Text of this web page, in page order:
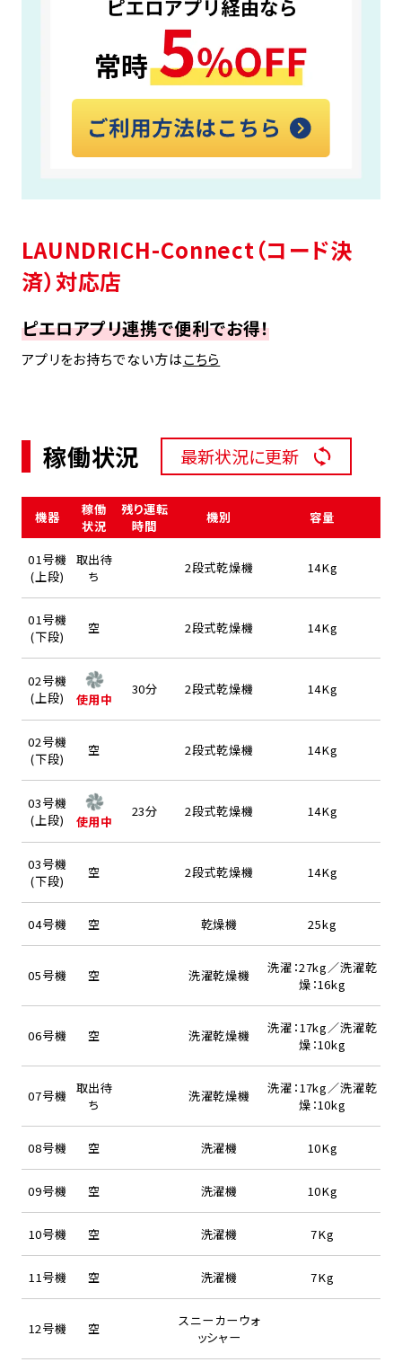
LAUNDRICH-Connect（コード決
済）対応店
ピエロアプリ連携で便利でお得！
アプリをお持ちでない方はこちら
稼働状況 最新状況に更新
機器
稼働
状況
残り運転
時間
機別 容量
01号機
(上段)
取出待
ち
2段式乾燥機 14Kg
01号機
(下段)
空 2段式乾燥機 14Kg
02号機
(上段)
使用中
30分 2段式乾燥機 14Kg
02号機
(下段)
空 2段式乾燥機 14Kg
03号機
(上段)
使用中
23分 2段式乾燥機 14Kg
03号機
(下段)
空 2段式乾燥機 14Kg
04号機 空 乾燥機 25kg
05号機 空 洗濯乾燥機
洗濯：27kg／洗濯乾
燥：16kg
06号機 空 洗濯乾燥機
洗濯：17kg／洗濯乾
燥：10kg
07号機 取出待
ち
洗濯乾燥機
洗濯：17kg／洗濯乾
燥：10kg
08号機 空 洗濯機 10Kg
09号機 空 洗濯機 10Kg
10号機 空 洗濯機 7Kg
11号機 空 洗濯機 7Kg
12号機 空
スニーカーウォ
ッシャー